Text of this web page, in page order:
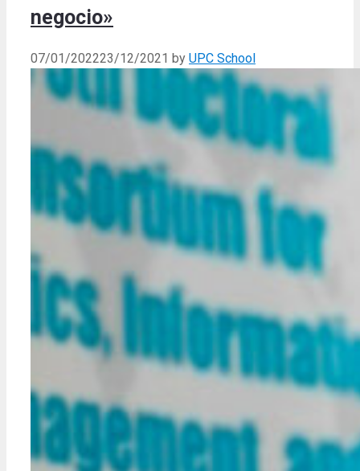
negocio»
07/01/202223/12/2021 by UPC School